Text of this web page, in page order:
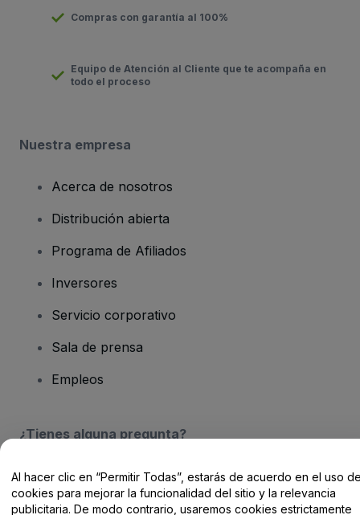
Compras con garantía al 100%
Equipo de Atención al Cliente que te acompaña en
todo el proceso
Nuestra empresa
Acerca de nosotros
Distribución abierta
Programa de Afiliados
Inversores
Servicio corporativo
Sala de prensa
Empleos
¿Tienes alguna pregunta?
Centro de Ayuda / Contacto
Al hacer clic en “Permitir Todas”, estarás de acuerdo en el uso
cookies para mejorar la funcionalidad del sitio y la relevancia
publicitaria. De modo contrario, usaremos cookies estrictamente